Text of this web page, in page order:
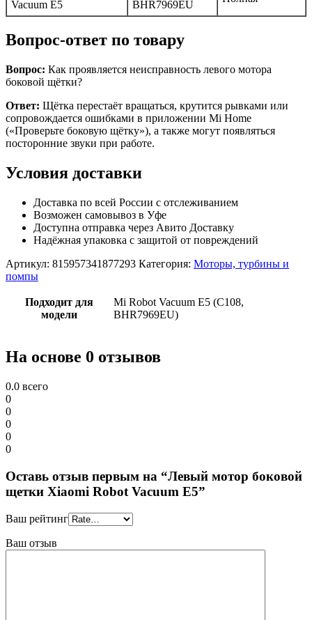
Vacuum E5 BHR7969EU
Вопрос-ответ по товару
Вопрос: Как проявляется неисправность левого мотора
боковой щётки?
Ответ: Щётка перестаёт вращаться, крутится рывками или
сопровождается ошибками в приложении Mi Home
(«Проверьте боковую щётку»), а также могут появляться
посторонние звуки при работе.
Условия доставки
Доставка по всей России с отслеживанием
Возможен самовывоз в Уфе
Доступна отправка через Авито Доставку
Надёжная упаковка с защитой от повреждений
Артикул: 815957341877293 Категория: Моторы, турбины и
помпы
Подходит для
модели
Mi Robot Vacuum E5 (C108,
BHR7969EU)
На основе 0 отзывов
0.0 всего
0
0
0
0
0
Оставь отзыв первым на “Левый мотор боковой
щетки Xiaomi Robot Vacuum E5”
Ваш рейтинг
Ваш отзыв